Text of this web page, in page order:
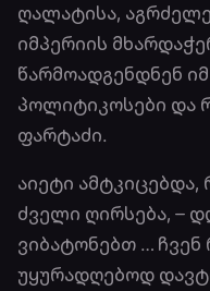
ღალატისა,
იმპერიის
წარმოადგენდნენ
პოლიტიკოსები და
ფარტაძი.
აიეტი ამტკიცებდა,
ძველი ღირსება, –
ვიბატონებთ …
უყურადღებოდ